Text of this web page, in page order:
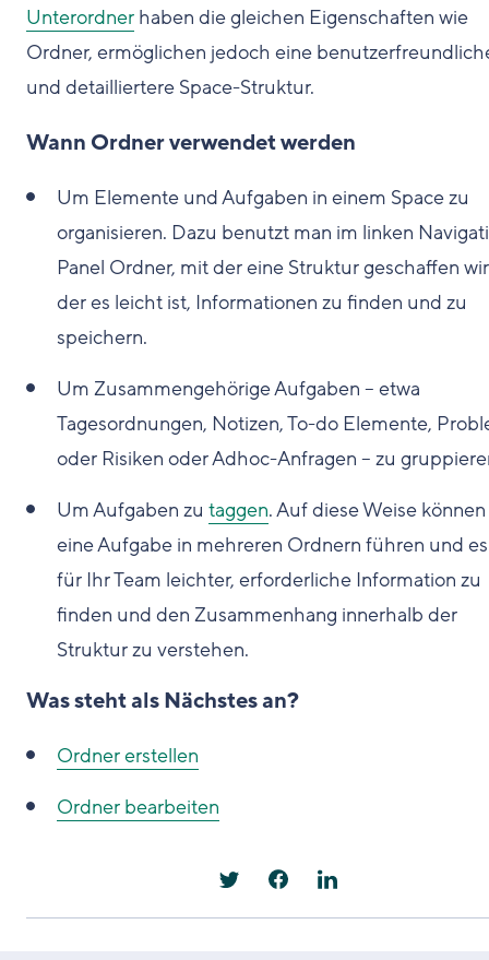
Unterordner haben die gleichen Eigenschaften wie
Ordner, ermöglichen jedoch eine
und detailliertere Space-Struktur.
Wann Ordner verwendet werden
Um Elemente und Aufgaben in einem Space zu
organisieren. Dazu benutzt man im linken
Panel Ordner, mit der eine Struktur geschaffen
der es leicht ist, Informationen zu finden und zu
speichern.
Um Zusammengehörige Aufgaben – etwa
Tagesordnungen, Notizen, To-do Elemente,
oder Risiken oder Adhoc-Anfragen – zu
Um Aufgaben zu taggen. Auf diese Weise können
eine Aufgabe in mehreren Ordnern führen und
für Ihr Team leichter, erforderliche Information zu
finden und den Zusammenhang innerhalb der
Struktur zu verstehen.
Was steht als Nächstes an?
Ordner erstellen
Ordner bearbeiten